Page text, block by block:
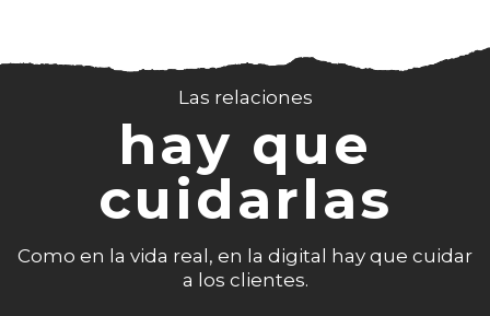
Las relaciones
hay que
cuidarlas
Como en la vida real, en la digital hay que cuidar
a los clientes.